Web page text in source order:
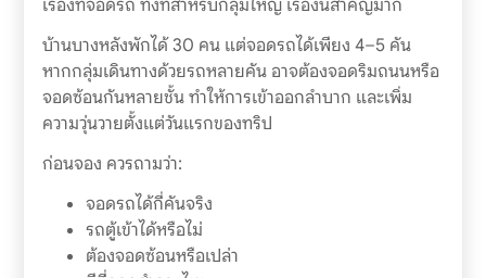
เรื่องที่จอดรถ ทั้งที่สำหรับกลุ่มใหญ่ เรื่องนี้สำคัญมาก
บ้านบางหลังพักได้ 30 คน แต่จอดรถได้เพียง 4–5 คัน
หากกลุ่มเดินทางด้วยรถหลายคัน อาจต้องจอดริมถนนหรือ
จอดซ้อนกันหลายชั้น ทำให้การเข้าออกลำบาก และเพิ่ม
ความวุ่นวายตั้งแต่วันแรกของทริป
ก่อนจอง ควรถามว่า:
จอดรถได้กี่คันจริง
รถตู้เข้าได้หรือไม่
ต้องจอดซ้อนหรือเปล่า